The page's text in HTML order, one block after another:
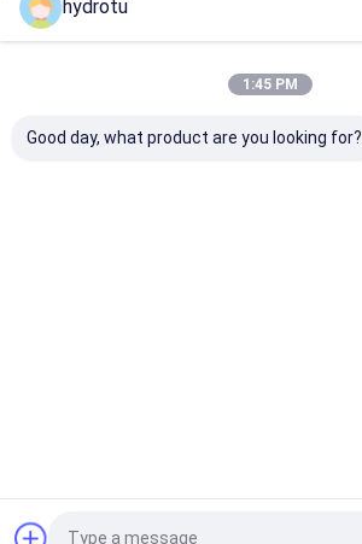
hydrotu
1:45 PM
Good day, what product are you looking for?